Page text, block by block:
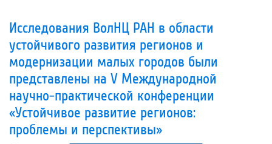
Исследования ВолНЦ РАН в области
устойчивого развития регионов и
модернизации малых городов были
представлены на V Международной
научно-практической конференции
«Устойчивое развитие регионов:
проблемы и перспективы»